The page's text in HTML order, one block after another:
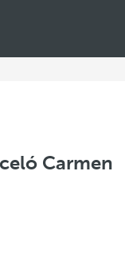
Carmen